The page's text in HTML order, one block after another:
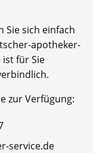
sich einfach
apotheker-
für Sie
zur Verfügung:
service.de